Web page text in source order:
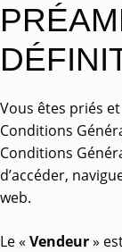
Vous êtes priés
Conditions
Conditions
d’accéder,
web.
Le « Vendeur»